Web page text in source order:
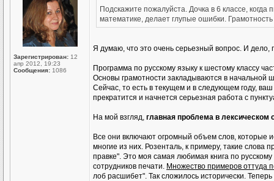
Зарегистрирован: 12
апр 2012, 19:23
Сообщения: 1086
Подскажите пожалуйста. Дочка в 6 классе,
математике, делает глупые ошибки.
Я думаю, что это очень серьезный вопрос. И дело,
Программа по русскому языку к шестому классу
Основы грамотности закладываются в начальной
Сейчас, то есть в текущем и в следующем году,
прекратится и начнется серьезная работа с
На мой взгляд, главная проблема в лексическом
Все они включают огромный объем слов, которые
многие из них. Розенталь, к примеру, такие
правке". Это моя самая любимая книга по
сотрудников печати. Множество примеров оттуда
лоб расшибет". Так сложилось исторически. Теперь